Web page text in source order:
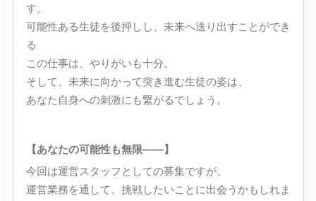
す。
可能性ある生徒を後押しし、未来へ送り出すことができ
る
この仕事は、やりがいも十分。
そして、未来に向かって突き進む生徒の姿は、
あなた自身への刺激にも繋がるでしょう。
【あなたの可能性も無限――】
今回は運営スタッフとしての募集ですが、
運営業務を通して、挑戦したいことに出会うかもしれま